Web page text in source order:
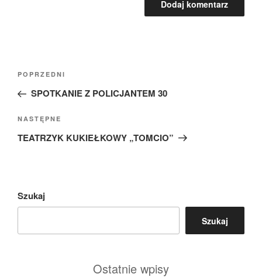
Nawigacja
Poprzedni
wpis
POPRZEDNI
SPOTKANIE Z POLICJANTEM 30
Następny
wpis
NASTĘPNE
TEATRZYK KUKIEŁKOWY „TOMCIO”
Szukaj
Szukaj
Ostatnie wpisy